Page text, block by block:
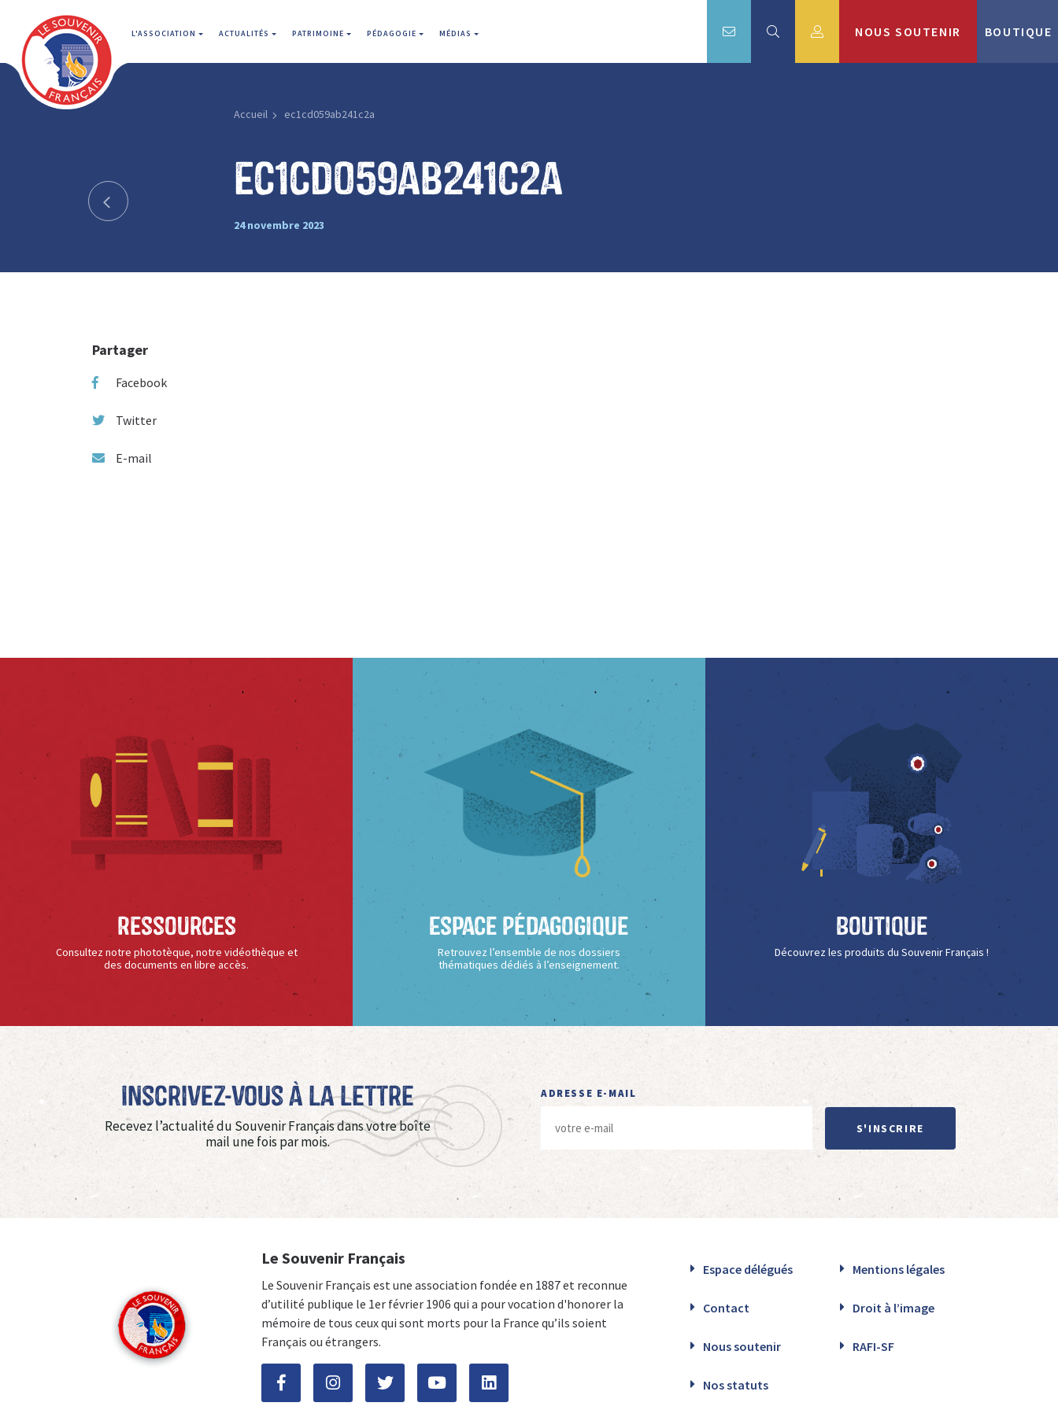
L'ASSOCIATION ACTUALITÉS PATRIMOINE PÉDAGOGIE MÉDIAS NOUS SOUTENIR BOUTIQUE
Accueil ec1cd059ab241c2a
ec1cd059ab241c2a
24 novembre 2023
Partager
Facebook
Twitter
E-mail
Ressources
Consultez notre phototèque, notre vidéothèque et
des documents en libre accès.
Espace Pédagogique
Retrouvez l’ensemble de nos dossiers
thématiques dédiés à l’enseignement.
Boutique
Découvrez les produits du Souvenir Français !
Inscrivez-vous à La Lettre
Recevez l’actualité du Souvenir Français dans votre boîte
mail une fois par mois.
ADRESSE E-MAIL
S'INSCRIRE
Le Souvenir Français
Le Souvenir Français est une association fondée en 1887 et reconnue
d’utilité publique le 1er février 1906 qui a pour vocation d'honorer la
mémoire de tous ceux qui sont morts pour la France qu’ils soient
Français ou étrangers.
Espace délégués Mentions légales
Contact Droit à l’image
Nous soutenir RAFI-SF
Nos statuts